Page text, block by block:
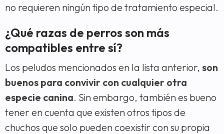
no requieren ningún tipo de tratamiento especial.
¿Qué razas de perros son más
compatibles entre sí?
Los peludos mencionados en la lista anterior, son
buenos para convivir con cualquier otra
especie canina. Sin embargo, también es bueno
tener en cuenta que existen otros tipos de
chuchos que solo pueden coexistir con su propia